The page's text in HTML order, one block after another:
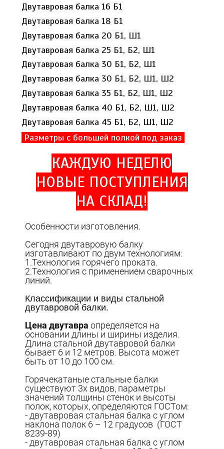
Двутавровая балка 16 Б1
Двутавровая балка 18 Б1
Двутавровая балка 20 Б1, Ш1
Двутавровая балка 25 Б1, Б2, Ш1
Двутавровая балка 30 Б1, Б2, Ш1
Двутавровая балка 30 Б1, Б2, Ш1, Ш2
Двутавровая балка 35 Б1, Б2, Ш1, Ш2
Двутавровая балка 40 Б1, Б2, Ш1, Ш2
Двутавровая балка 45 Б1, Б2, Ш1, Ш2
Разметры с большей полкой под заказ
КАЖДУЮ НЕДЕЛЮ
НОВЫЕ ПОСТУПЛЕНИЯ
НА СКЛАД!
Особенности изготовления.
Сегодня двутавровую балку
изготавливают по двум технологиям:
1.Технология горячего проката.
2.Технология с применением сварочных
линий.
Классификации и виды стальной
двутавровой балки.
Цена двутавра определяется на
основании длины и ширины изделия.
Длина стальной двутавровой балки
бывает 6 и 12 метров. Высота может
быть от 10 до 100 см.
Горячекатаные стальные балки
существуют 3х видов, параметры
значений толщины стенок и высоты
полок, которых, определяются ГОСТом:
- двутавровая стальная балка с углом
наклона полок 6 – 12 градусов (ГОСТ
8239-89)
- двутавровая стальная балка с углом